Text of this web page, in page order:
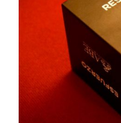
ADD TO